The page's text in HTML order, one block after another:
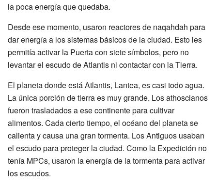
la poca energía que quedaba.
Desde ese momento, usaron reactores de naqahdah para
dar energía a los sistemas básicos de la ciudad. Esto les
permitía activar la Puerta con siete símbolos, pero no
levantar el escudo de Atlantis ni contactar con la Tierra.
El planeta donde está Atlantis, Lantea, es casi todo agua.
La única porción de tierra es muy grande. Los athoscianos
fueron trasladados a ese continente para cultivar
alimentos. Cada cierto tiempo, el océano del planeta se
calienta y causa una gran tormenta. Los Antiguos usaban
el escudo para proteger la ciudad. Como la Expedición no
tenía MPCs, usaron la energía de la tormenta para activar
los escudos.